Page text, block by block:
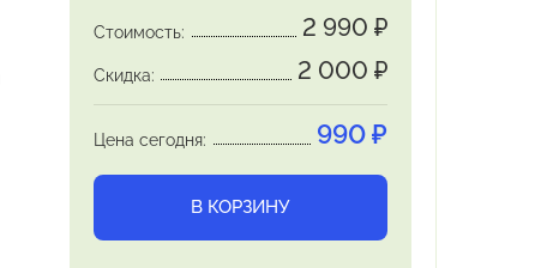
Стоимость: 2 990 ₽
Скидка: 2 000 ₽
Цена сегодня: 990₽
В КОРЗИНУ